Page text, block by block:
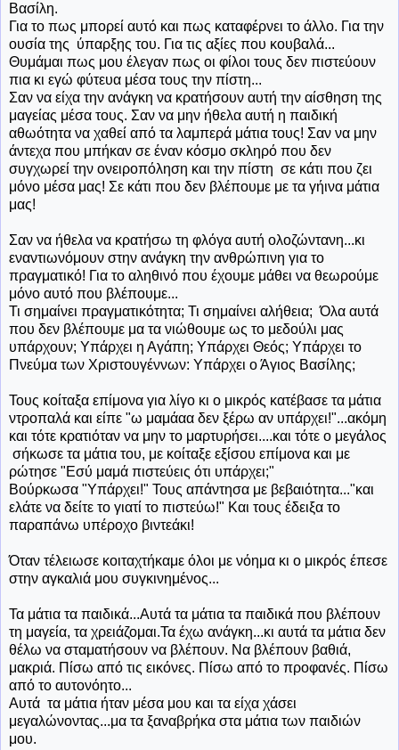
Βασίλη.
Για το πως μπορεί αυτό και πως καταφέρνει το άλλο. Για την
ουσία της ύπαρξης του. Για τις αξίες που κουβαλά...
Θυμάμαι πως μου έλεγαν πως οι φίλοι τους δεν πιστεύουν
πια κι εγώ φύτευα μέσα τους την πίστη...
Σαν να είχα την ανάγκη να κρατήσουν αυτή την αίσθηση της
μαγείας μέσα τους. Σαν να μην ήθελα αυτή η παιδική
αθωότητα να χαθεί από τα λαμπερά μάτια τους! Σαν να μην
άντεχα που μπήκαν σε έναν κόσμο σκληρό που δεν
συγχωρεί την ονειροπόληση και την πίστη σε κάτι που ζει
μόνο μέσα μας! Σε κάτι που δεν βλέπουμε με τα γήινα μάτια
μας!
Σαν να ήθελα να κρατήσω τη φλόγα αυτή ολοζώντανη...κι
εναντιωνόμουν στην ανάγκη την ανθρώπινη για το
πραγματικό! Για το αληθινό που έχουμε μάθει να θεωρούμε
μόνο αυτό που βλέπουμε...
Τι σημαίνει πραγματικότητα; Τι σημαίνει αλήθεια; Όλα αυτά
που δεν βλέπουμε μα τα νιώθουμε ως το μεδούλι μας
υπάρχουν; Υπάρχει η Αγάπη; Υπάρχει Θεός; Υπάρχει το
Πνεύμα των Χριστουγέννων: Υπάρχει ο Άγιος Βασίλης;
Τους κοίταξα επίμονα για λίγο κι ο μικρός κατέβασε τα μάτια
ντροπαλά και είπε "ω μαμάαα δεν ξέρω αν υπάρχει!"...ακόμη
και τότε κρατιόταν να μην το μαρτυρήσει....και τότε ο μεγάλος
σήκωσε τα μάτια του, με κοίταξε εξίσου επίμονα και με
ρώτησε "Εσύ μαμά πιστεύεις ότι υπάρχει;"
Βούρκωσα "Υπάρχει!" Τους απάντησα με βεβαιότητα..."και
ελάτε να δείτε το γιατί το πιστεύω!" Και τους έδειξα το
παραπάνω υπέροχο βιντεάκι!
Όταν τέλειωσε κοιταχτήκαμε όλοι με νόημα κι ο μικρός έπεσε
στην αγκαλιά μου συγκινημένος...
Τα μάτια τα παιδικά...Αυτά τα μάτια τα παιδικά που βλέπουν
τη μαγεία, τα χρειάζομαι.Τα έχω ανάγκη...κι αυτά τα μάτια δεν
θέλω να σταματήσουν να βλέπουν. Να βλέπουν βαθιά,
μακριά. Πίσω από τις εικόνες. Πίσω από το προφανές. Πίσω
από το αυτονόητο...
Αυτά τα μάτια ήταν μέσα μου και τα είχα χάσει
μεγαλώνοντας...μα τα ξαναβρήκα στα μάτια των παιδιών
μου.